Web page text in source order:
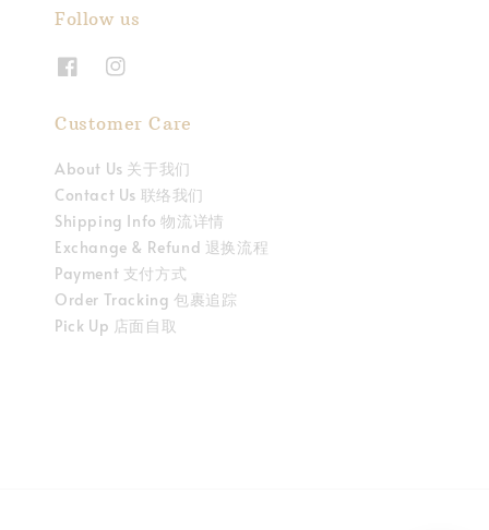
Follow us
Customer Care
About Us 关于我们
Contact Us 联络我们
Shipping Info 物流详情
Exchange & Refund 退换流程
Payment 支付方式
Order Tracking 包裹追踪
Pick Up 店面自取